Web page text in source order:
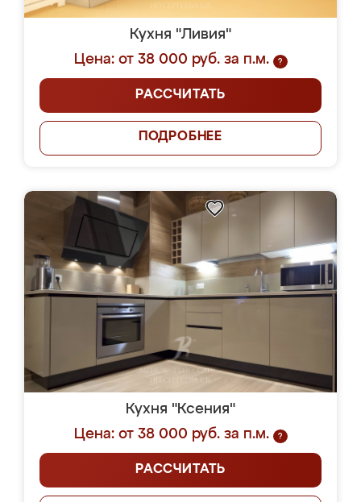
Кухня "Ливия"
Цена: от 38 000 руб. за п.м.
?
РАССЧИТАТЬ
ПОДРОБНЕЕ
Кухня "Ксения"
Цена: от 38 000 руб. за п.м.
?
РАССЧИТАТЬ